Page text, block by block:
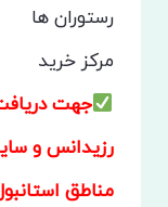
رستوران ها
مرکز خرید
جهت
رزیدانس و
مناطق